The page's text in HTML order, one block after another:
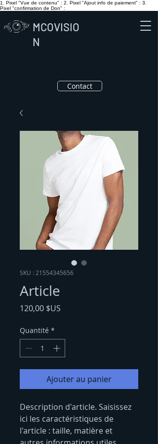
1. Pixel "Vue de contenu" : 2. Pixel "Ajout info de paiement" : 3.
Pixel "confirmation de Don" :
MCOVISIO
N
Contact
SKU : 21554345656
Article
120,00 $US
Quantité *
Ajouter au panier
Description d'article. Saisissez
ici les caractéristiques de
l'article : taille, matière et